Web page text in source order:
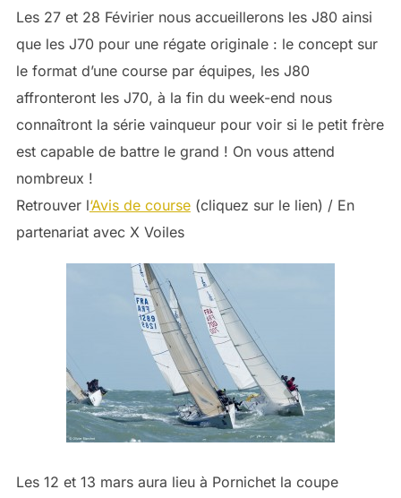
Les 27 et 28 Févirier nous accueillerons les J80 ainsi
que les J70 pour une régate originale : le concept sur
le format d’une course par équipes, les J80
affronteront les J70, à la fin du week-end nous
connaîtront la série vainqueur pour voir si le petit frère
est capable de battre le grand ! On vous attend
nombreux !
Retrouver l‘Avis de course(cliquez sur le lien) / En
partenariat avec X Voiles
Les 12 et 13 mars aura lieu à Pornichet la coupe